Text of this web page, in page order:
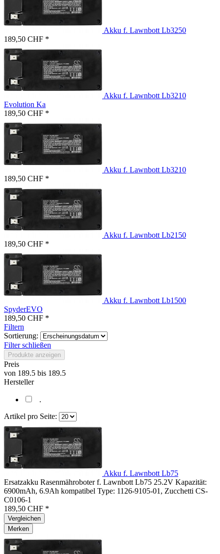
Akku f. Lawnbott Lb3250
189,50 CHF *
Akku f. Lawnbott Lb3210
Evolution Ka
189,50 CHF *
Akku f. Lawnbott Lb3210
189,50 CHF *
Akku f. Lawnbott Lb2150
189,50 CHF *
Akku f. Lawnbott Lb1500
SpyderEVO
189,50 CHF *
Filtern
Sortierung:
Filter schließen
Produkte anzeigen
Preis
von 189.5 bis 189.5
Hersteller
.
Artikel pro Seite:
Akku f. Lawnbott Lb75
Ersatzakku Rasenmähroboter f. Lawnbott Lb75 25.2V Kapazität:
6900mAh, 6.9Ah kompatibel Type: 1126-9105-01, Zucchetti CS-
C0106-1
189,50 CHF *
Vergleichen
Merken